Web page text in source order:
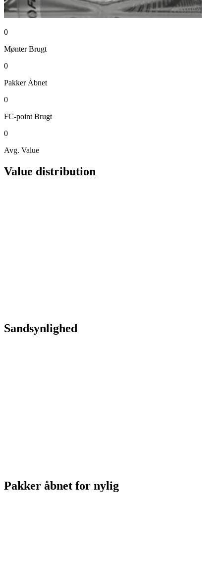
0
Mønter Brugt
0
Pakker Åbnet
0
FC-point Brugt
0
Avg. Value
Value distribution
Sandsynlighed
Pakker åbnet for nylig